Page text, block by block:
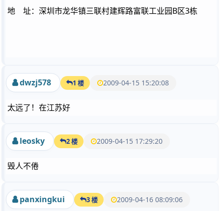
地 址：深圳市龙华镇三联村建辉路富联工业园B区3栋
dwzj578 1 楼 2009-04-15 15:20:08
太远了！在江苏好
leosky 2 楼 2009-04-15 17:29:20
毁人不倦
panxingkui 3 楼 2009-04-16 08:09:06